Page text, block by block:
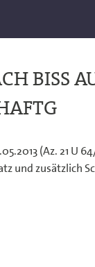
BISS
(Az. 21 U
und zusätzlich